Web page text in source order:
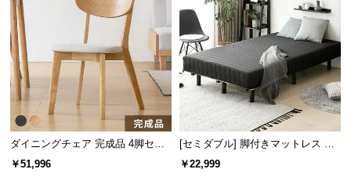
※単位は「センチメートル」になります
ダイニングチェア 完成品 4脚セッ
ト
￥51,996
[セミダブル] 脚付きマットレス 極
厚20cm ボンネルコイル
￥22,999